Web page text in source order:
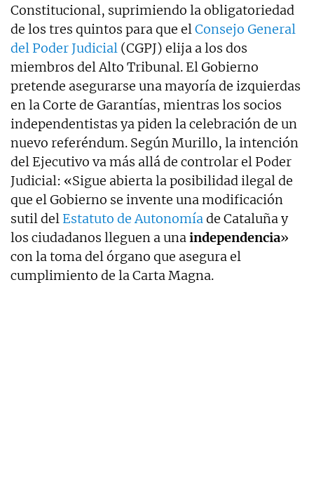
Constitucional, suprimiendo la obligatoriedad
de los tres quintos para que elConsejo General
del Poder Judicial (CGPJ) elija a los dos
miembros del Alto Tribunal. El Gobierno
pretende asegurarse una mayoría de izquierdas
en la Corte de Garantías, mientras los socios
independentistas ya piden la celebración de un
nuevo referéndum. Según Murillo, la intención
del Ejecutivo va más allá de controlar el Poder
Judicial: «Sigue abierta la posibilidad ilegal de
que el Gobierno se invente una modificación
sutil del Estatuto de Autonomíade Cataluña y
los ciudadanos lleguen a unaindependencia»
con la toma del órgano que asegura el
cumplimiento de la Carta Magna.